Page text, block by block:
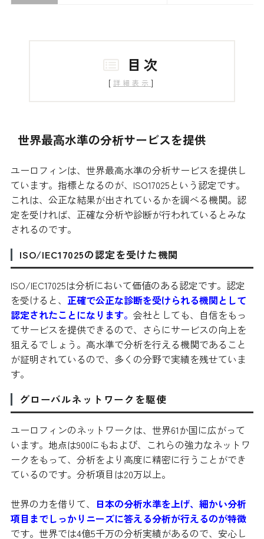
目次
[ 詳細表示 ]
世界最高水準の分析サービスを提供
ユーロフィンは、世界最高水準の分析サービスを提供し
ています。指標となるのが、ISO17025という認定です。
これは、公正な結果が出されているかを調べる機関。認
定を受ければ、正確な分析や診断が行われているとみな
されるのです。
ISO/IEC17025の認定を受けた機関
ISO/IEC17025は分析において価値のある認定です。認定
を受けると、 正確で公正な診断を受けられる機関として
認定されたことになります。 会社としても、自信をもっ
てサービスを提供できるので、さらにサービスの向上を
狙えるでしょう。高水準で分析を行える機関であること
が証明されているので、多くの分野で実績を残せていま
す。
グローバルネットワークを駆使
ユーロフィンのネットワークは、世界61か国に広がって
います。地点は900にもおよび、これらの強力なネットワ
ークをもって、分析をより高度に精密に行うことができ
ているのです。分析項目は20万以上。
世界の力を借りて、 日本の分析水準を上げ、細かい分析
項目までしっかりニーズに答える分析が行えるのが特徴
です。世界では4億5千万の分析実績があるので、安心し